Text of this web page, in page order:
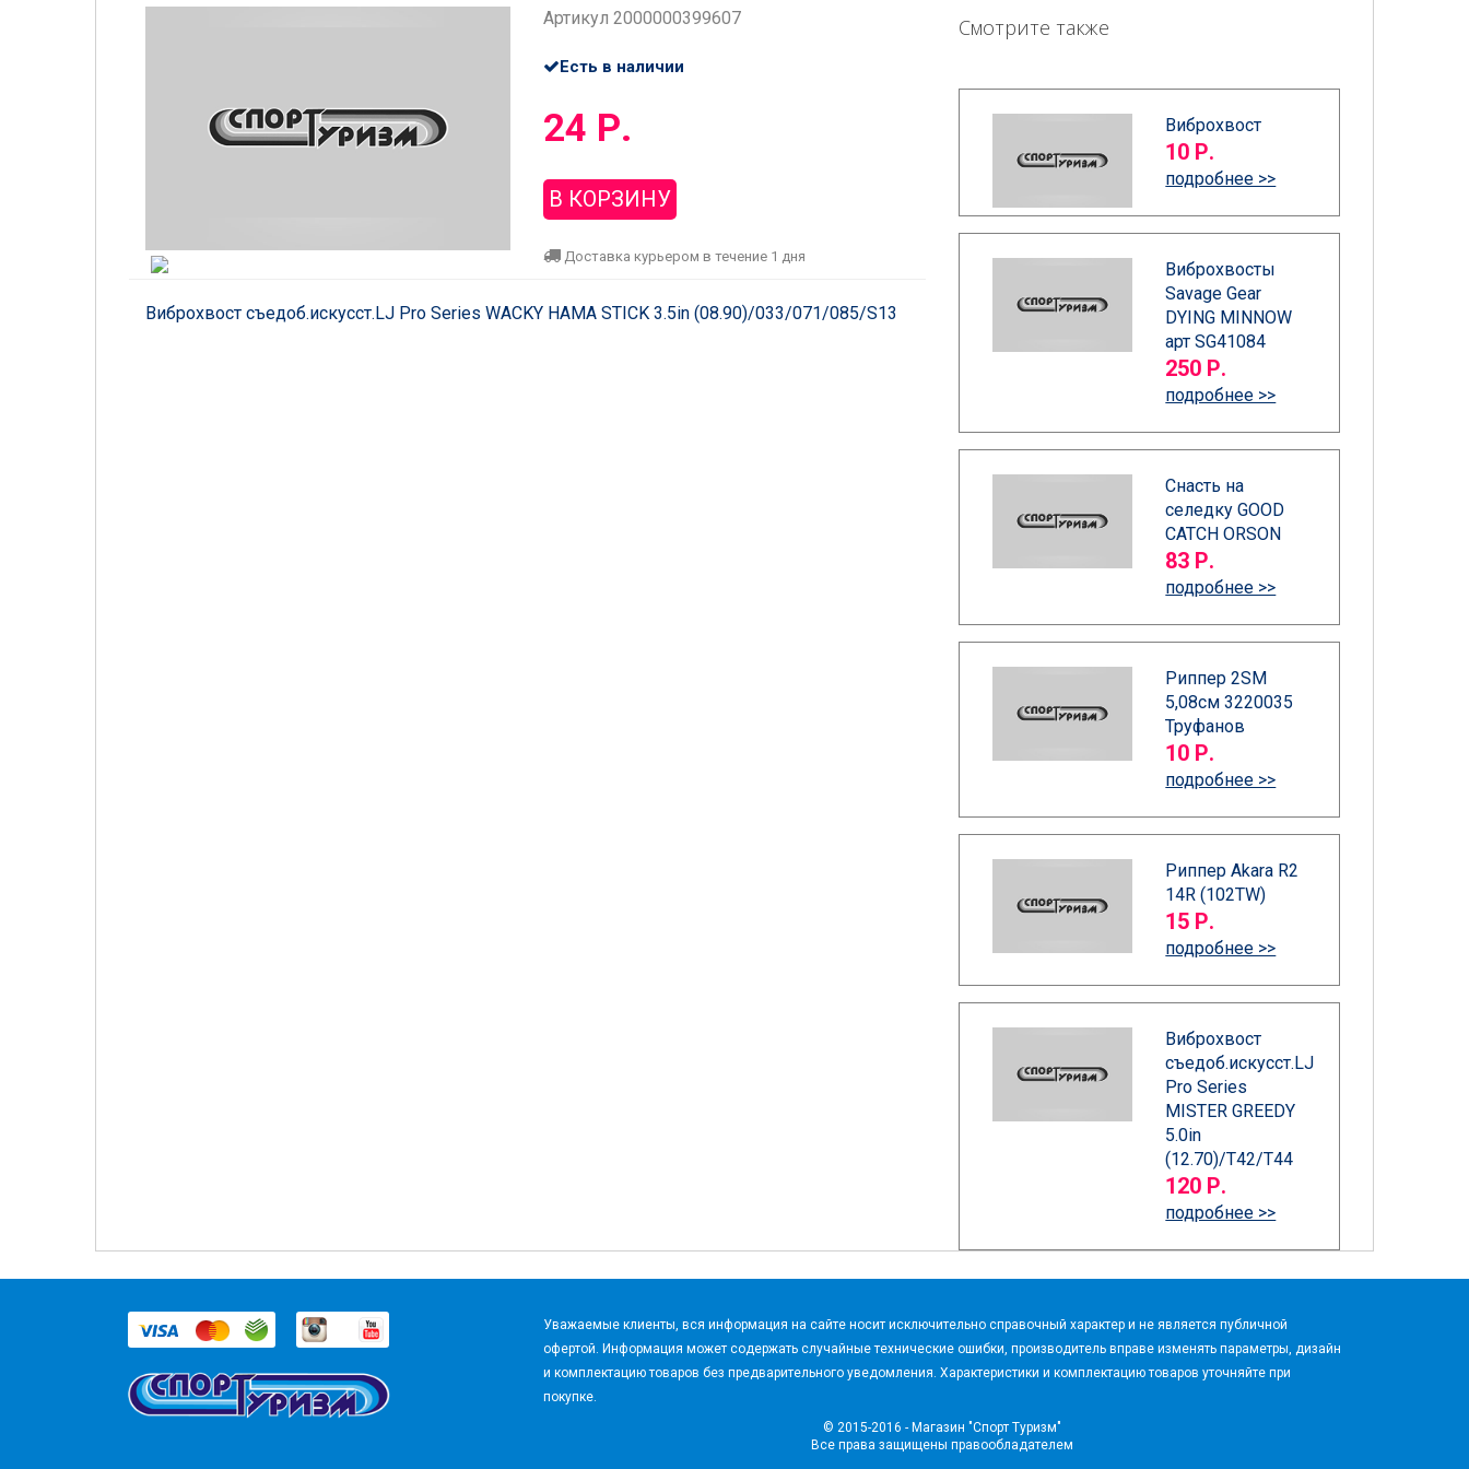
Артикул 2000000399607
Есть в наличии
24 Р.
В КОРЗИНУ
Доставка курьером в течение 1 дня
Виброхвост съедоб.искусст.LJ Pro Series WACKY HAMA STICK 3.5in (08.90)/033/071/085/S13
Смотрите также
Виброхвост
10 Р.
подробнее >>
Виброхвосты
Savage Gear
DYING MINNOW
арт SG41084
250 Р.
подробнее >>
Снасть на
селедку GOOD
CATCH ORSON
83 Р.
подробнее >>
Риппер 2SM
5,08см 3220035
Труфанов
10 Р.
подробнее >>
Риппер Akara R2
14R (102TW)
15 Р.
подробнее >>
Виброхвост
съедоб.искусст.LJ
Pro Series
MISTER GREEDY
5.0in
(12.70)/T42/T44
120 Р.
подробнее >>
Уважаемые клиенты, вся информация на сайте носит исключительно справочный характер и не является публичной
офертой. Информация может содержать случайные технические ошибки, производитель вправе изменять параметры, дизайн
и комплектацию товаров без предварительного уведомления. Характеристики и комплектацию товаров уточняйте при
покупке.
© 2015-2016 - Магазин "Спорт Туризм"
Все права защищены правообладателем